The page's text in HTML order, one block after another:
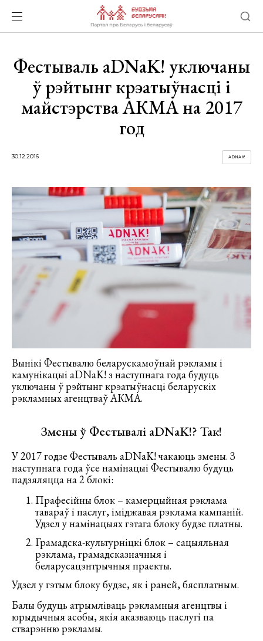
Фестываль аDNаK! уключаны
ў рэйтынг крэатыўнасці і
майстэрства АКМА на 2017
год
30.12.2016 ADNAK!
Вынікі Фестывалю беларускамоўнай рэкламы і
камунікацыі aDNaK! з наступнага года будуць
уключаны ў рэйтынг крэатыўнасці беларускіх
рэкламных агенцтваў АКМА.
Змены ў Фестывалі аDNаK!? Так!
У 2017 годзе Фестываль аDNаK! чакаюць змены. З
наступнага года ўсе намінацыі Фестывалю будуць
падзяляцца на 2 блокі:
Прафесійны блок – камерцыйная рэклама
тавараў і паслуг, іміджавая рэклама кампаній.
Удзел у намінацыях гэтага блоку будзе платны.
Грамадска-культурніцкі блок – сацыяльная
рэклама, грамадсказначныя і
беларусацэнтрычныя праекты.
Удзел у гэтым блоку будзе, як і раней, бясплатным.
Балы будуць атрымліваць рэкламныя агенцтвы і
юрыдычныя асобы, якія аказваюць паслугі па
стварэнню рэкламы.